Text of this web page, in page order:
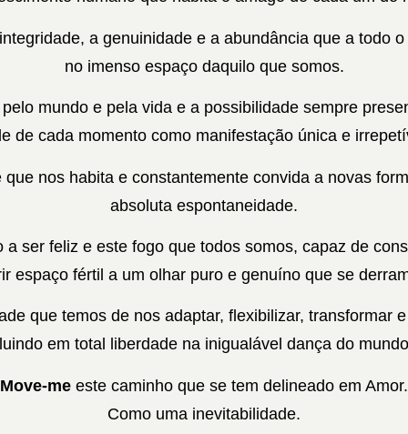
a genuinidade e a abundância que a todo
no imenso espaço daquilo que somos.
mundo e pela vida e a possibilidade sempre
de cada momento como manifestação única e
nos habita e constantemente convida a novas
absoluta espontaneidade.
ser feliz e este fogo que todos somos, capaz de
espaço fértil a um olhar puro e genuíno que se
que temos de nos adaptar, flexibilizar, transformar
em total liberdade na inigualável dança do
Move-me este caminho que se tem delineado em Amor.
Como uma inevitabilidade.